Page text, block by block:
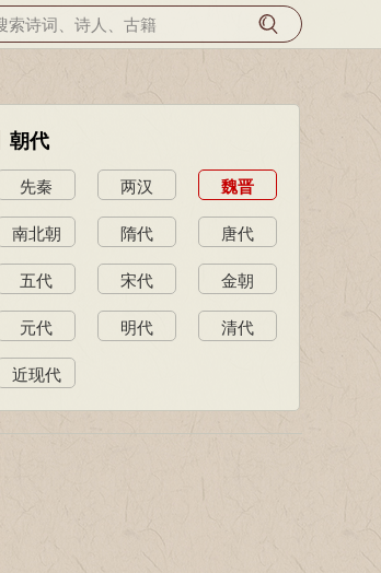
朝代
先秦 两汉 魏晋
南北朝 隋代 唐代
五代 宋代 金朝
元代 明代 清代
近现代